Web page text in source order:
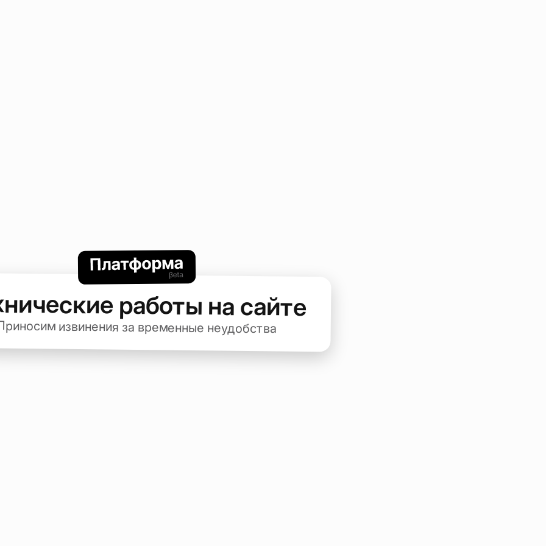
работы на сайте
извинения за временные неудобства